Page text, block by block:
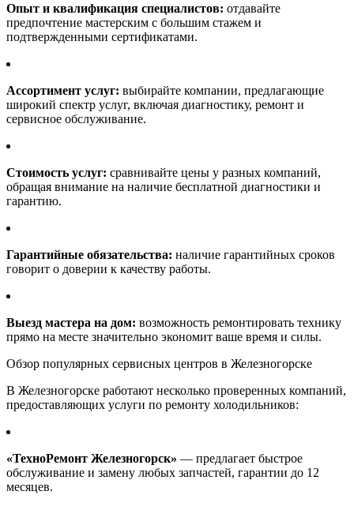
Опыт и квалификация специалистов: отдавайте
предпочтение мастерским с большим стажем и
подтвержденными сертификатами.
Ассортимент услуг: выбирайте компании, предлагающие
широкий спектр услуг, включая диагностику, ремонт и
сервисное обслуживание.
Стоимость услуг: сравнивайте цены у разных компаний,
обращая внимание на наличие бесплатной диагностики и
гарантию.
Гарантийные обязательства: наличие гарантийных сроков
говорит о доверии к качеству работы.
Выезд мастера на дом: возможность ремонтировать технику
прямо на месте значительно экономит ваше время и силы.
Обзор популярных сервисных центров в Железногорске
В Железногорске работают несколько проверенных компаний,
предоставляющих услуги по ремонту холодильников:
«ТехноРемонт Железногорск» — предлагает быстрое
обслуживание и замену любых запчастей, гарантии до 12
месяцев.